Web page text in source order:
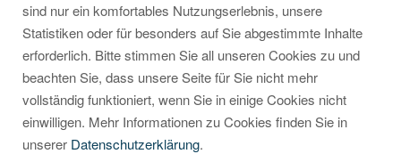
Kategoriebaum mobil
ausblenden für eine
bessere
Nutzererfahrung
sind nur ein komfortables Nutzungserlebnis, unsere
Statistiken oder für besonders auf Sie abgestimmte Inhalte
erforderlich. Bitte stimmen Sie all unseren Cookies zu und
beachten Sie, dass unsere Seite für Sie nicht mehr
vollständig funktioniert, wenn Sie in einige Cookies nicht
einwilligen. Mehr Informationen zu Cookies finden Sie in
unserer Datenschutzerklärung.